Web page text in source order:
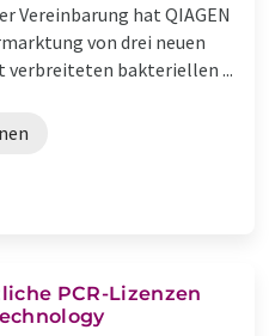
Vereinbarung hat QIAGEN
von drei neuen
verbreiteten bakteriellen ...
PCR-Lizenzen